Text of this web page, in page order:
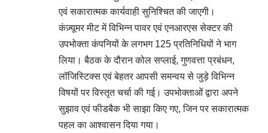
एवं सकारात्मक कार्यवाही सुनिश्चित की जाएगी।
कंज़्यूमर मीट में विभिन्न पावर एवं एनआरएस सेक्टर की
उपभोक्ता कंपनियों के लगभग 125 प्रतिनिधियों ने भाग
लिया। बैठक के दौरान कोल सप्लाई, गुणवत्ता प्रबंधन,
लॉजिस्टिक्स एवं बेहतर आपसी समन्वय से जुड़े विभिन्न
विषयों पर विस्तृत चर्चा की गई। उपभोक्ताओं द्वारा अपने
सुझाव एवं फीडबैक भी साझा किए गए, जिन पर सकारात्मक
पहल का आश्वासन दिया गया।